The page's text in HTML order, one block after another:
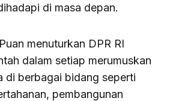
di masa depan.
menuturkan DPR RI
dalam setiap merumuskan
di berbagai bidang seperti
pembangunan